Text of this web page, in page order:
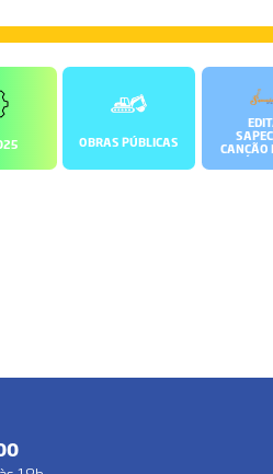
OBRAS PÚBLICAS
CANÇÃO